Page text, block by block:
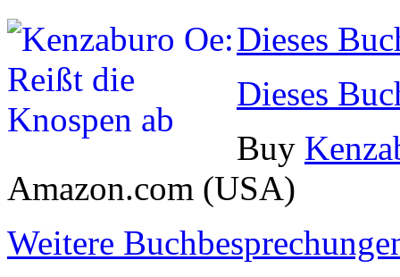
Dieses
Dieses
Buy
Amazon.com (USA)
Weitere